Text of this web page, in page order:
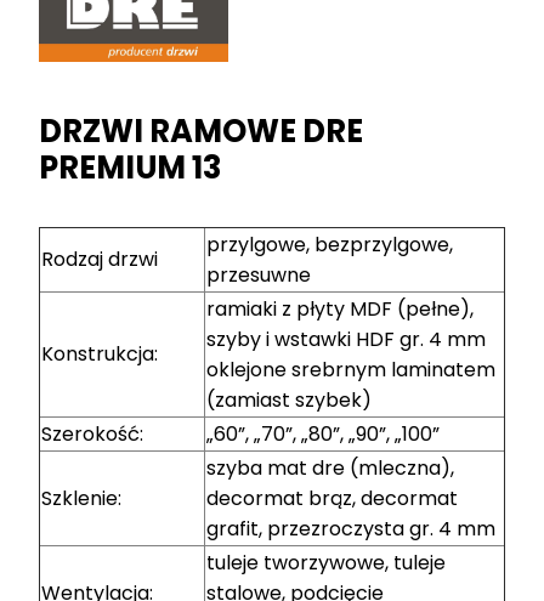
DRZWI RAMOWE DRE
PREMIUM 13
Rodzaj drzwi
przylgowe, bezprzylgowe,
przesuwne
Konstrukcja:
ramiaki z płyty MDF (pełne),
szyby i wstawki HDF gr. 4 mm
oklejone srebrnym laminatem
(zamiast szybek)
Szerokość:
„60”, „70”, „80”, „90”, „100”
Szklenie:
szyba mat dre (mleczna),
decormat brąz, decormat
grafit, przezroczysta gr. 4 mm
Wentylacja:
tuleje tworzywowe, tuleje
stalowe, podcięcie